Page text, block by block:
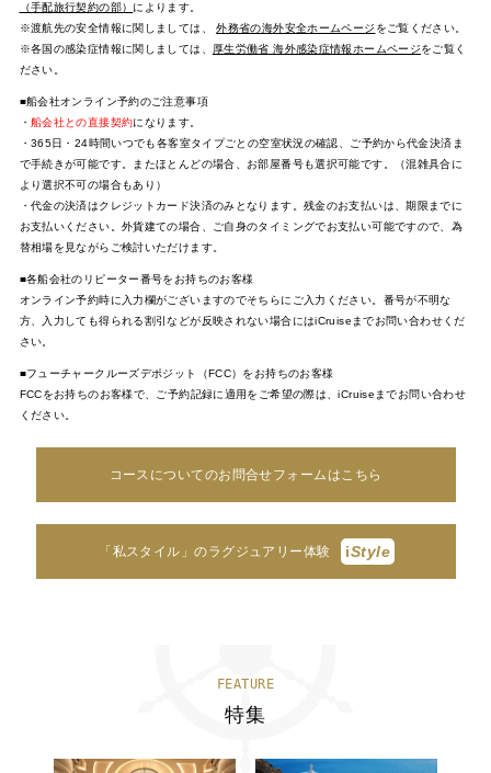
（手配旅行契約の部） によります。
※渡航先の安全情報に関しましては、外務省の海外安全ホームページ をご覧ください。
※各国の感染症情報に関しましては、
厚生労働省 海外感染症情報ホームページをご覧く
ださい。
■船会社オンライン予約のご注意事項
・ 船会社との直接契約になります。
・365日・24時間いつでも各客室タイプごとの空室状況の確認、ご予約から代金決済ま
で手続きが可能です。またほとんどの場合、お部屋番号も選択可能です。（混雑具合に
より選択不可の場合もあり）
・代金の決済はクレジットカード決済のみとなります。残金のお支払いは、期限までに
お支払いください。外貨建ての場合、ご自身のタイミングでお支払い可能ですので、為
替相場を見ながらご検討いただけます。
■各船会社のリピーター番号をお持ちのお客様
オンライン予約時に入力欄がございますのでそちらにご入力ください。番号が不明な
方、入力しても得られる割引などが反映されない場合にはiCruiseまでお問い合わせくだ
さい。
■フューチャークルーズデポジット（FCC）をお持ちのお客様
FCCをお持ちのお客様で、ご予約記録に適用をご希望の際は、iCruiseまでお問い合わせ
ください。
コースについてのお問合せフォームはこちら
「私スタイル」のラグジュアリー体験 iStyle
FEATURE
特集